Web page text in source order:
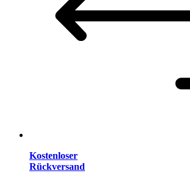
Kostenloser
Rückversand